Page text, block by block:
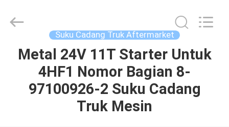
RUMAH
PRODUK
Reserved.
Suku Cadang Truk Aftermarket
Metal 24V 11T Starter Untuk
4HF1 Nomor Bagian 8-
97100926-2 Suku Cadang
Truk Mesin